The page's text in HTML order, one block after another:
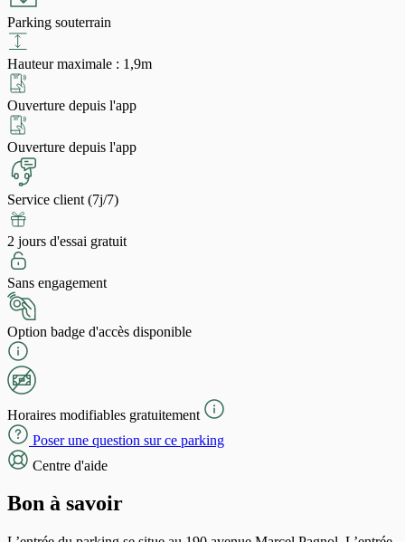
Parking souterrain
Hauteur maximale : 1,9m
Ouverture depuis l'app
Ouverture depuis l'app
Service client (7j/7)
2 jours d'essai gratuit
Sans engagement
Option badge d'accès disponible
Horaires modifiables gratuitement
Poser une question sur ce parking
Centre d'aide
Bon à savoir